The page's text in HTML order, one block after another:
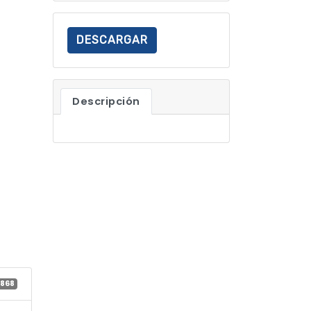
DESCARGAR
Descripción